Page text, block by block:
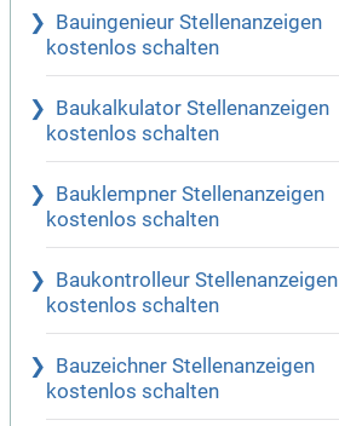
Bauingenieur Stellenanzeigen
kostenlos schalten
Baukalkulator Stellenanzeigen
kostenlos schalten
Bauklempner Stellenanzeigen
kostenlos schalten
Baukontrolleur Stellenanzeigen
kostenlos schalten
Bauzeichner Stellenanzeigen
kostenlos schalten